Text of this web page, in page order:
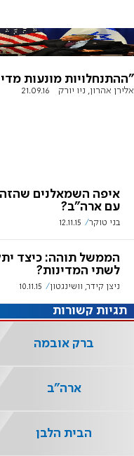
"ההתנחלויות מונעות
אלירן אהרון, ניו יורק 21.09.16
איפה השמאלנים
עם ארה"ב?
בני טוקר 12.11.15
הממשל תוהה: כיצד
לשתי המדינות?
ניצן קידר, וושינגטון 10.11.15
תגיות קשורות
ברק אובמה
ארה"ב
הבית הלבן